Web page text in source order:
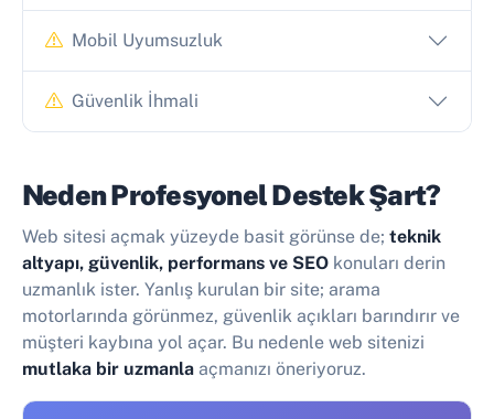
Mobil Uyumsuzluk
Güvenlik İhmali
Neden Profesyonel Destek Şart?
Web sitesi açmak yüzeyde basit görünse de; teknik
altyapı, güvenlik, performans ve SEO konuları derin
uzmanlık ister. Yanlış kurulan bir site; arama
motorlarında görünmez, güvenlik açıkları barındırır ve
müşteri kaybına yol açar. Bu nedenle web sitenizi
mutlaka bir uzmanla açmanızı öneriyoruz.